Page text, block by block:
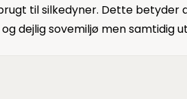
til silkedyner. Dette betyder
dejlig sovemiljø men samtidig